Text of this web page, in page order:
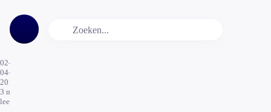
02-
04-
2019
3 min.
leestijd